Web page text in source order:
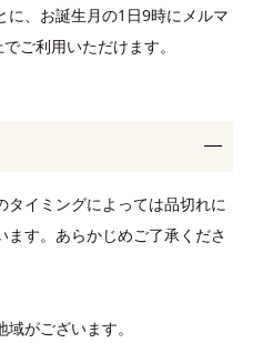
に、お誕生月の1日9時にメルマ
ご利用いただけます。
イミングによっては品切れに
す。あらかじめご了承くださ
がございます。